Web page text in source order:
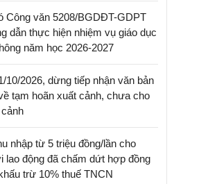
Công văn 5208/BGDĐT-GDPT
dẫn thực hiện nhiệm vụ giáo dục
năm học 2026-2027
10/2026, dừng tiếp nhận văn bản
tạm hoãn xuất cảnh, chưa cho
nhập từ 5 triệu đồng/lần cho
lao động đã chấm dứt hợp đồng
trừ 10% thuế TNCN